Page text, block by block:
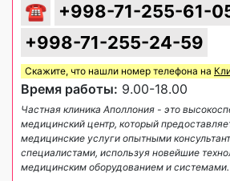
☎
+998-71-255-61-
+998-71-255-24-59
Скажите, что нашли номер телефона на
Время работы: 9.00-18.00
Частная клиника Аполлония - это
медицинский центр, который
медицинские услуги опытными
специалистами, используя новейшие
медицинским оборудованием и